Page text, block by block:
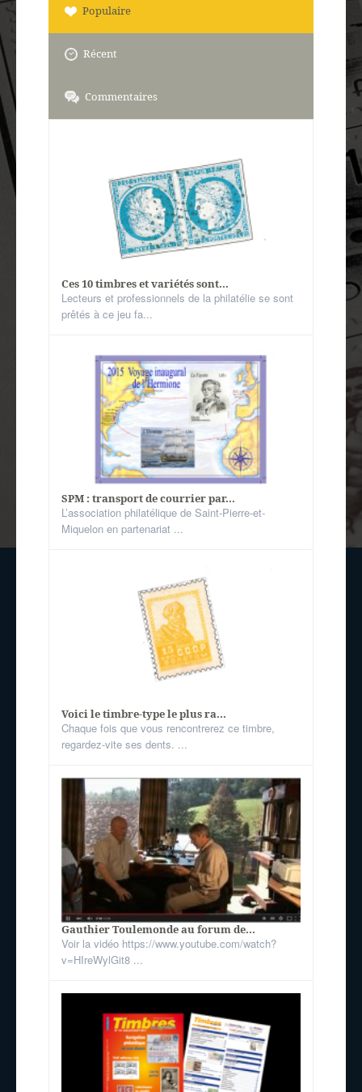
Populaire
Récent
Commentaires
Ces 10 timbres et variétés sont...
Lecteurs et professionnels de la philatélie se sont
prêtés à ce jeu fa...
SPM : transport de courrier par...
L’association philatélique de Saint-Pierre-et-
Miquelon en partenariat ...
Voici le timbre-type le plus ra...
Chaque fois que vous rencontrerez ce timbre,
regardez-vite ses dents. ...
Gauthier Toulemonde au forum de...
Voir la vidéo https://www.youtube.com/watch?
v=HIreWylGit8 ...